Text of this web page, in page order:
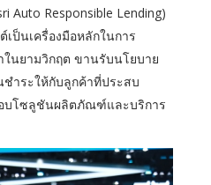
Auto Responsible Lending)
ป็นเครื่องมือหลักในการ
ในยามวิกฤต ขานรับนโยบาย
ชำระให้กับลูกค้าที่ประสบ
อบโซลูชันผลิตภัณฑ์และบริการ